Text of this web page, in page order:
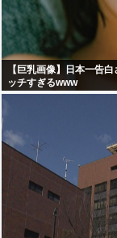
【巨乳画像】日本一告
ッチすぎるwww